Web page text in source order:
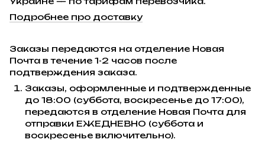
Подробнее про доставку
Заказы передаются на отделение Новая
Почта в течение 1-2 часов после
подтверждения заказа.
Заказы, оформленные и подтвержденные
до 18:00 (суббота, воскресенье до 17:00),
передаются в отделение Новая Почта для
отправки ЕЖЕДНЕВНО (суббота и
воскресенье включительно).